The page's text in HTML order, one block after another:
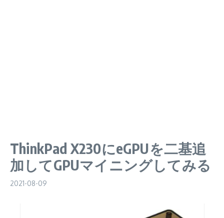
ThinkPad X230にeGPUを二基追
加してGPUマイニングしてみる
2021-08-09